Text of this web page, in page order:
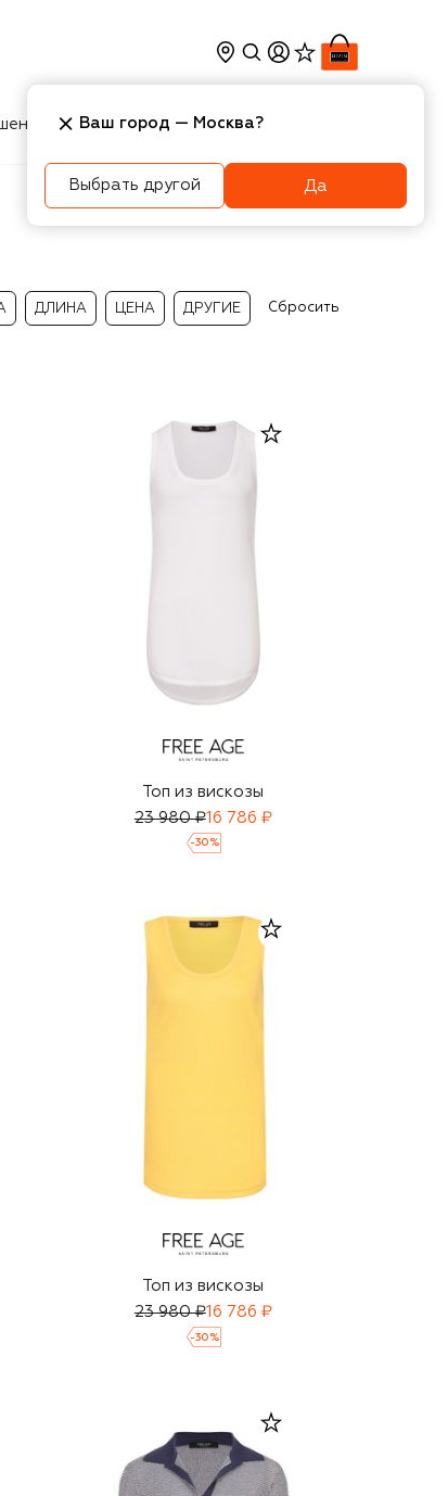
Косметика Интерьер
ДЛИНА ЦЕНА ДРУГИЕ Сбросить
Топ из вискозы
23 980 ₽16 786 ₽
-30 %
Топ из вискозы
23 980 ₽16 786 ₽
-30 %
Ваш город — Москва?
Выбрать другой Да